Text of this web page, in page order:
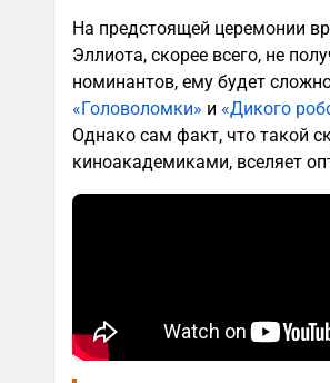
На предстоящей церемонии
Эллиота, скорее всего, не
номинантов, ему будет
«Головоломки» и «Дикого
Однако сам факт, что такой
киноакадемиками, вселяет